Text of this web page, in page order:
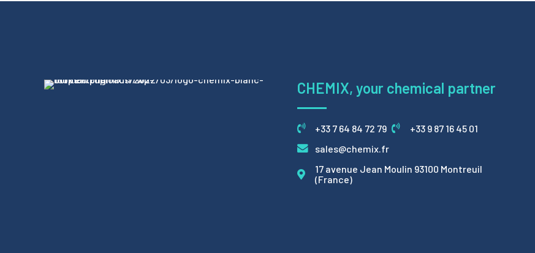
CHEMIX, your chemical partner
+33 7 64 84 72 79
+33 9 87 16 45 01
sales@chemix.fr
17 avenue Jean Moulin 93100 Montreuil
(France)